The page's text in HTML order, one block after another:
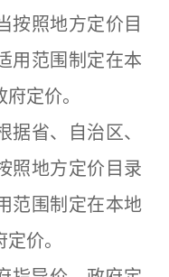
按照地方定价目
用范围制定在本
定价。
省、自治区、
照地方定价目录
范围制定在本地
价。